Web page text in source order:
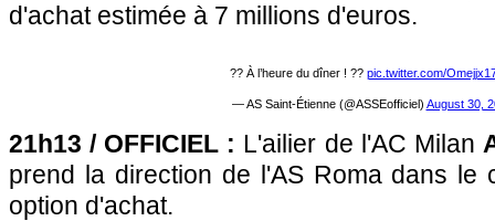
d'achat estimée à 7 millions d'euros.
?? À l’heure du dîner ! ?? pic.twitter.com/
— AS Saint-Étienne (@ASSEofficiel) August 30,
21h13 / OFFICIEL : L'ailier de l'AC Milan
prend la direction de l'AS Roma dans le
option d'achat.